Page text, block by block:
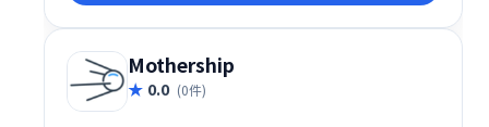
Mothership
0.0 (0件)